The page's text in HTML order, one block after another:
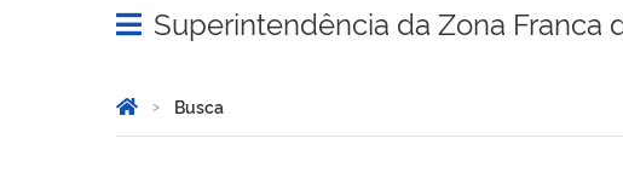
Abrir menu principal de navegação
Superintendência da Zona Franca
Você está aqui:
Página Inicial
Busca